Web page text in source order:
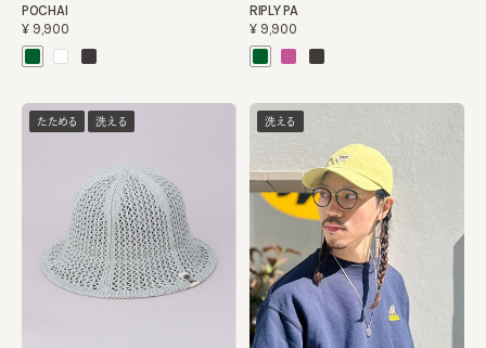
POCHAI
¥9,900
RIPLY PA
¥9,900
たためる 洗える 洗える